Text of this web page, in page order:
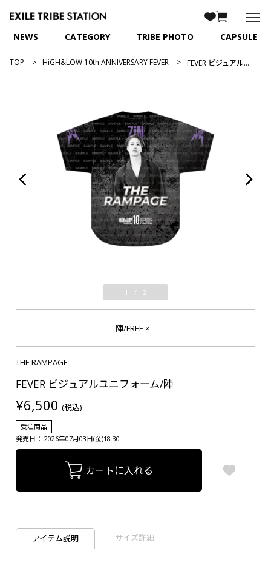
NEWS CATEGORY TRIBE PHOTO CAPSULE
TOP HiGH&LOW 10th ANNIVERSARY FEVER FEVER ビジュアルユニフォーム/陣
1 / 2
陣/FREE ×
THE RAMPAGE
FEVER ビジュアルユニフォーム/陣
¥6,500 (税込)
受注商品
発売日： 2026年07月03日(金)18:30
カートに入れる
アイテム説明 サイズ詳細